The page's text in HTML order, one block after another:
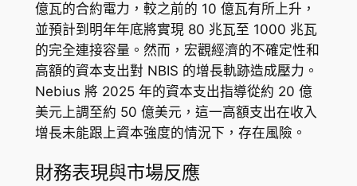
億瓦的合約電力，較之前的 10 億瓦有所上升，
並預計到明年年底將實現 80 兆瓦至 1000 兆瓦
的完全連接容量。然而，宏觀經濟的不確定性和
高額的資本支出對 NBIS 的增長軌跡造成壓力。
Nebius 將 2025 年的資本支出指導從約 20 億
美元上調至約 50 億美元，這一高額支出在收入
增長未能跟上資本強度的情況下，存在風險。
財務表現與市場反應